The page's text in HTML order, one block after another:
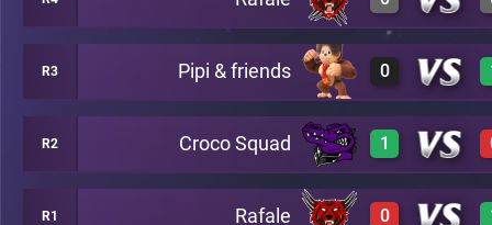
0 A21
2 A23
R3 Pipi & friends 0
0 A14
R2 Croco Squad 1
R1 Rafale 0